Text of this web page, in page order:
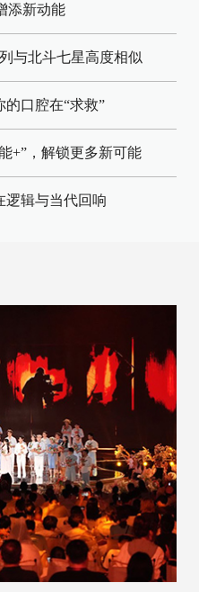
添新动能
与北斗七星高度相似
口腔在“求救”
+”，解锁更多新可能
逻辑与当代回响